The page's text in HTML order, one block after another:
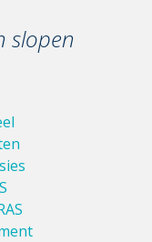
slopen